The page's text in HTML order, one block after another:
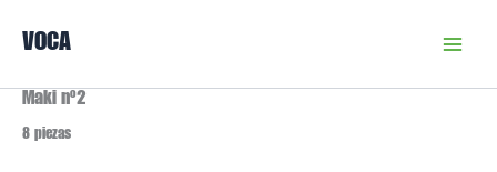
VOCA
Maki nº2
8 piezas
Maki
cantidad